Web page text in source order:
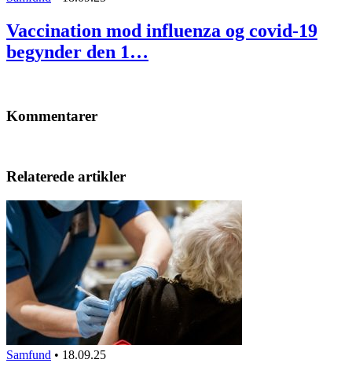
Vaccination mod influenza og covid-19
begynder den 1…
Kommentarer
Relaterede artikler
Samfund • 18.09.25